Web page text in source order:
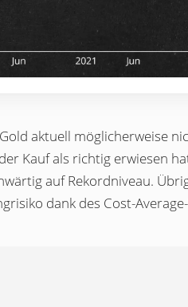
aktuell möglicherweise
Kauf als richtig erwiesen
auf Rekordniveau.
dank des Cost-